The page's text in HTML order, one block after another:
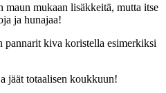
maun mukaan lisäkkeitä, mutta itse
ja hunajaa!
pannarit kiva koristella esimerkiksi
jäät totaalisen koukkuun!